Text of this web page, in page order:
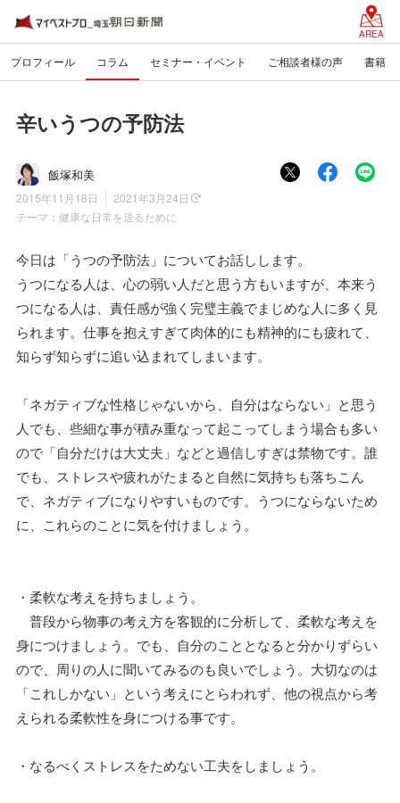
AREA
プロフィール コラム セミナー・イベント ご相談者様の声 書籍
辛いうつの予防法
飯塚和美
2015年11月18日
2021年3月24日
テーマ： 健康な日常を送るために
今日は「うつの予防法」についてお話しします。
うつになる人は、心の弱い人だと思う方もいますが、本来う
つになる人は、責任感が強く完璧主義でまじめな人に多く見
られます。仕事を抱えすぎて肉体的にも精神的にも疲れて、
知らず知らずに追い込まれてしまいます。
「ネガティブな性格じゃないから、自分はならない」と思う
人でも、些細な事が積み重なって起こってしまう場合も多い
ので「自分だけは大丈夫」などと過信しすぎは禁物です。誰
でも、ストレスや疲れがたまると自然に気持ちも落ちこん
で、ネガティブになりやすいものです。うつにならないため
に、これらのことに気を付けましょう。
・柔軟な考えを持ちましょう。
普段から物事の考え方を客観的に分析して、柔軟な考えを
身につけましょう。でも、自分のこととなると分かりずらい
ので、周りの人に聞いてみるのも良いでしょう。大切なのは
「これしかない」という考えにとらわれず、他の視点から考
えられる柔軟性を身につける事です。
・なるべくストレスをためない工夫をしましょう。